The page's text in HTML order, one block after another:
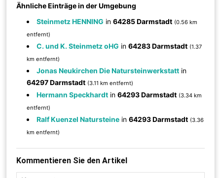
Ähnliche Einträge in der Umgebung
Steinmetz HENNING in64285 Darmstadt (0.56 km
entfernt)
C. und K. Steinmetz oHG in64283 Darmstadt (1.37
km entfernt)
Jonas Neukirchen Die Natursteinwerkstatt in
64297 Darmstadt (3.11 km entfernt)
Hermann Speckhardt in64293 Darmstadt (3.34 km
entfernt)
Ralf Kuenzel Natursteine in64293 Darmstadt (3.36
km entfernt)
Kommentieren Sie den Artikel